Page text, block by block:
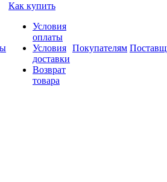
Как купить
Условия
оплаты
Условия
доставки
Возврат
товара
Покупателям